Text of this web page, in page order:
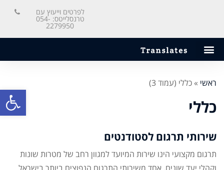
פתח
לפרטים וייעוץ עם
טרנסלייטס: 054-
2279950
ראשי »כללי (עמוד 3)
כללי
שירותי תרגום לסטודנטים
תרגום מקצועי הינו שירות המיועד למגוון רחב של מטרות שונות